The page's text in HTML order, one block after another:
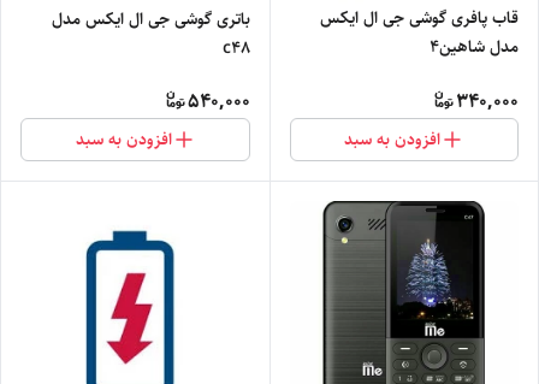
قاب پافری گوشی جی ال ایکس
مدل شاهین4
340,000
افزودن به سبد
باتری گوشی جی ال ایکس مدل
c48
540,000
افزودن به سبد